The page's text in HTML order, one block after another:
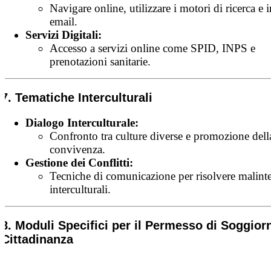
Navigare online, utilizzare i motori di ricerca e
email.
Servizi Digitali:
Accesso a servizi online come SPID, INPS e
prenotazioni sanitarie.
7. Tematiche Interculturali
Dialogo Interculturale:
Confronto tra culture diverse e promozione
convivenza.
Gestione dei Conflitti:
Tecniche di comunicazione per risolvere
interculturali.
8. Moduli Specifici per il Permesso di
Cittadinanza